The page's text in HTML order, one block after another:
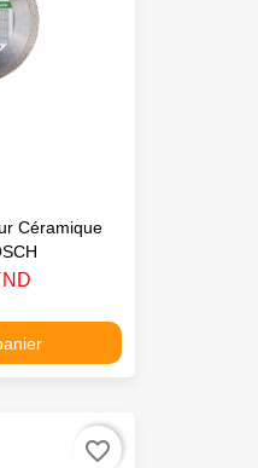
Céramique
favorite_border